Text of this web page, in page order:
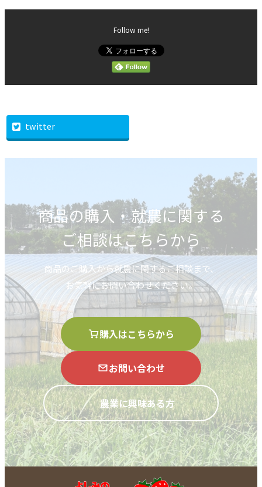
Follow me!
twitter
商品の購入・就農に関する
ご相談はこちらから
商品のご購入から就農に関するご相談まで、
お気軽にお問い合わせください。
購入はこちらから
お問い合わせ
農業に興味ある方